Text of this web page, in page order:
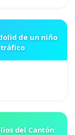
de un niño
del Cantón